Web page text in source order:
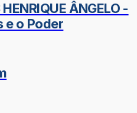
ÂNGELO -
e o Poder